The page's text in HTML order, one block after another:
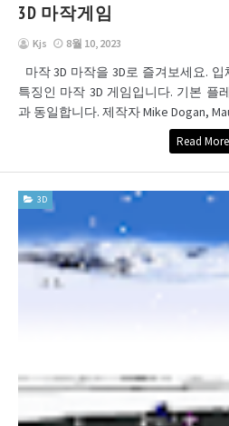
3D 마작게임
Kjs 8월 10, 2023
마작 3D 마작을 3D로 즐겨보세요.
특징인 마작 3D 게임입니다. 기본 플
과 동일합니다. 제작자 Mike Dogan,
Read More
3D